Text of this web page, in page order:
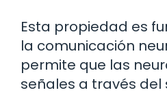
Esta propiedad es
la comunicación
permite que las
señales a través del